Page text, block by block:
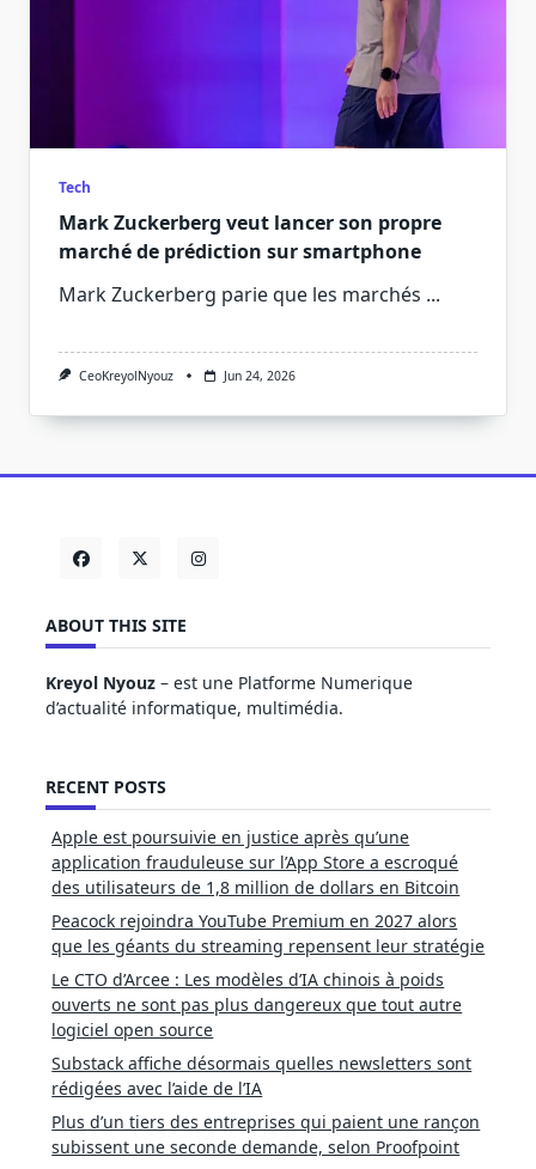
Tech
Mark Zuckerberg veut lancer son propre
marché de prédiction sur smartphone
Mark Zuckerberg parie que les marchés ...
CeoKreyolNyouz Jun 24, 2026
ABOUT THIS SITE
Kreyol Nyouz – est une Platforme Numerique
d’actualité informatique, multimédia.
RECENT POSTS
Apple est poursuivie en justice après qu’une
application frauduleuse sur l’App Store a escroqué
des utilisateurs de 1,8 million de dollars en Bitcoin
Peacock rejoindra YouTube Premium en 2027 alors
que les géants du streaming repensent leur stratégie
Le CTO d’Arcee : Les modèles d’IA chinois à poids
ouverts ne sont pas plus dangereux que tout autre
logiciel open source
Substack affiche désormais quelles newsletters sont
rédigées avec l’aide de l’IA
Plus d’un tiers des entreprises qui paient une rançon
subissent une seconde demande, selon Proofpoint